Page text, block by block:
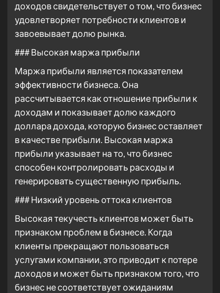
доходов свидетельствует о том, что бизнес
удовлетворяет потребности клиентов и
завоевывает долю рынка.
### Высокая маржа прибыли
Маржа прибыли является показателем
эффективности бизнеса. Она
рассчитывается как отношение прибыли к
доходам и показывает долю каждого
доллара дохода, которую бизнес оставляет
в качестве прибыли. Высокая маржа
прибыли указывает на то, что бизнес
способен контролировать расходы и
генерировать существенную прибыль.
### Низкий уровень оттока клиентов
Высокая текучесть клиентов может быть
признаком проблем в бизнесе. Когда
клиенты прекращают пользоваться
услугами компании, это приводит к потере
доходов и может быть признаком того, что
бизнес не соответствует ожиданиям